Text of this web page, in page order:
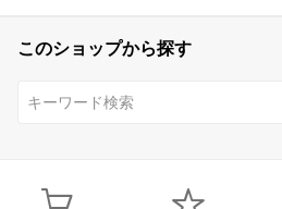
このショップから探す